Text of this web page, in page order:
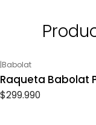
|Babolat
Raqueta Babolat
$299.990